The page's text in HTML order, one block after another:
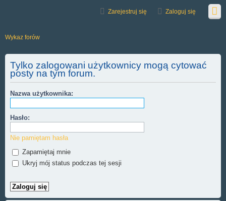
Zaloguj się
Zarejestruj się
Wykaz forów
Tylko zalogowani użytkownicy mogą cytować
posty na tym forum.
Nazwa użytkownika:
Hasło:
Nie pamiętam hasła
Zapamiętaj mnie
Ukryj mój status podczas tej sesji